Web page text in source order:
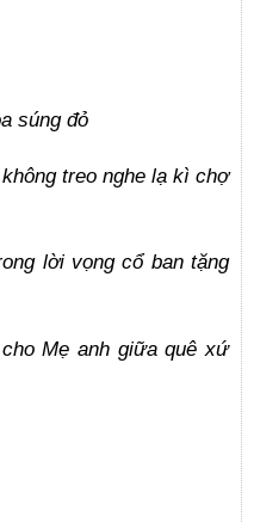
súng đỏ
treo nghe lạ kì chợ
lời vọng cổ ban tặng
Mẹ anh giữa quê xứ